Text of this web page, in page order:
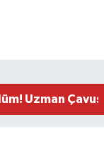
Bisiklet
Uzman
Anlar! Metruk